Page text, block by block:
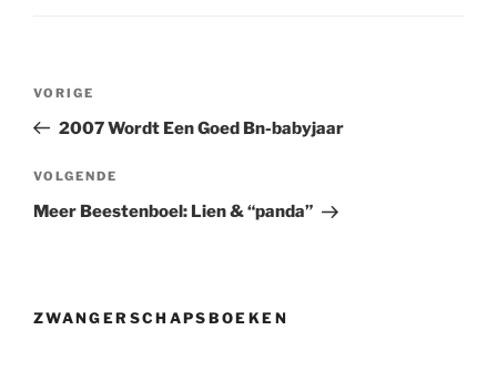
Vorig
bericht
VORIGE
2007 Wordt Een Goed Bn-babyjaar
Volgend
bericht
VOLGENDE
Meer Beestenboel: Lien & “panda”
ZWANGERSCHAPSBOEKEN